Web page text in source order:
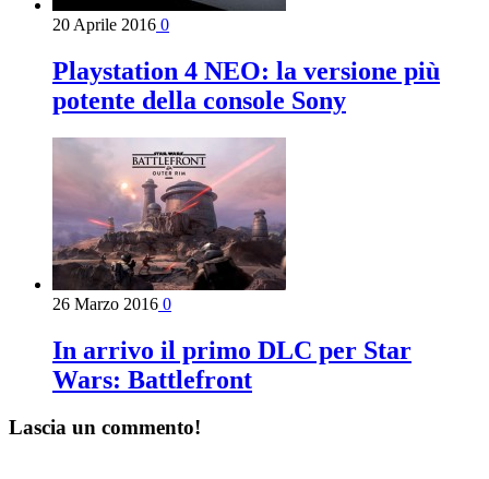
20 Aprile 2016 0
Playstation 4 NEO: la versione più
potente della console Sony
26 Marzo 2016 0
In arrivo il primo DLC per Star
Wars: Battlefront
Lascia un commento!